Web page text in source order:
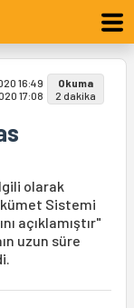
16:49
17:08
Okuma
2 dakika
olarak
Sistemi
açıklamıştır"
uzun süre